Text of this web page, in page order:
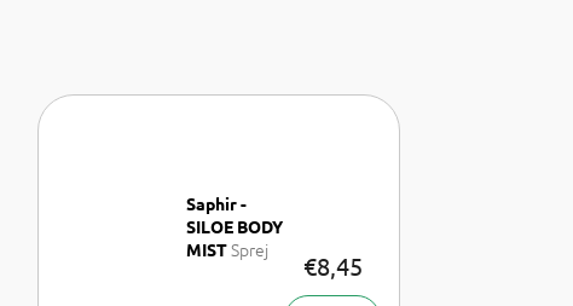
Saphir -
SILOE BODY
MISTSprej
€8,45